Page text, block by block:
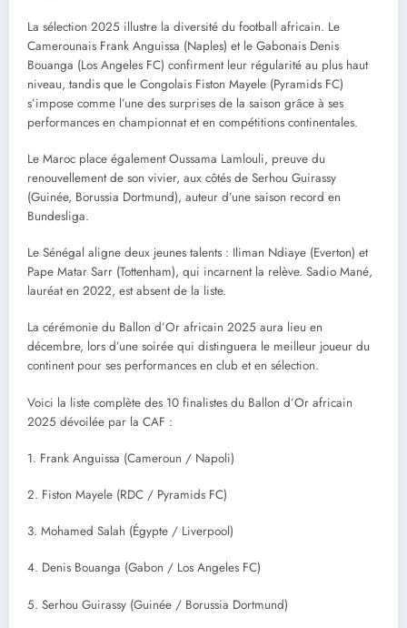
La sélection 2025 illustre la diversité du football africain. Le
Camerounais Frank Anguissa (Naples) et le Gabonais Denis
Bouanga (Los Angeles FC) confirment leur régularité au plus haut
niveau, tandis que le Congolais Fiston Mayele (Pyramids FC)
s’impose comme l’une des surprises de la saison grâce à ses
performances en championnat et en compétitions continentales.
Le Maroc place également Oussama Lamlouli, preuve du
renouvellement de son vivier, aux côtés de Serhou Guirassy
(Guinée, Borussia Dortmund), auteur d’une saison record en
Bundesliga.
Le Sénégal aligne deux jeunes talents : Iliman Ndiaye (Everton) et
Pape Matar Sarr (Tottenham), qui incarnent la relève. Sadio Mané,
lauréat en 2022, est absent de la liste.
La cérémonie du Ballon d’Or africain 2025 aura lieu en
décembre, lors d’une soirée qui distinguera le meilleur joueur du
continent pour ses performances en club et en sélection.
Voici la liste complète des 10 finalistes du Ballon d’Or africain
2025 dévoilée par la CAF :
1. Frank Anguissa (Cameroun / Napoli)
2. Fiston Mayele (RDC / Pyramids FC)
3. Mohamed Salah (Égypte / Liverpool)
4. Denis Bouanga (Gabon / Los Angeles FC)
5. Serhou Guirassy (Guinée / Borussia Dortmund)